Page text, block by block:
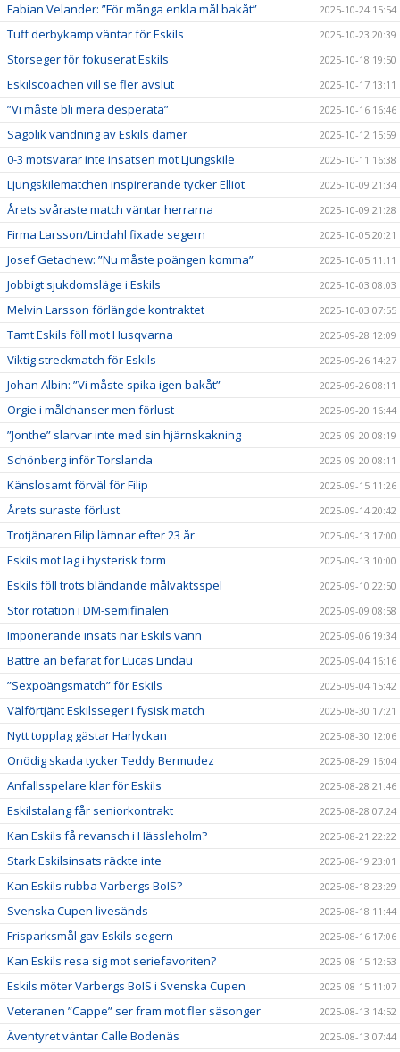
Fabian Velander: ”För många enkla mål bakåt” 2025-10-24 15:54
Tuff derbykamp väntar för Eskils 2025-10-23 20:39
Storseger för fokuserat Eskils 2025-10-18 19:50
Eskilscoachen vill se fler avslut 2025-10-17 13:11
”Vi måste bli mera desperata” 2025-10-16 16:46
Sagolik vändning av Eskils damer 2025-10-12 15:59
0-3 motsvarar inte insatsen mot Ljungskile 2025-10-11 16:38
Ljungskilematchen inspirerande tycker Elliot 2025-10-09 21:34
Årets svåraste match väntar herrarna 2025-10-09 21:28
Firma Larsson/Lindahl fixade segern 2025-10-05 20:21
Josef Getachew: ”Nu måste poängen komma” 2025-10-05 11:11
Jobbigt sjukdomsläge i Eskils 2025-10-03 08:03
Melvin Larsson förlängde kontraktet 2025-10-03 07:55
Tamt Eskils föll mot Husqvarna 2025-09-28 12:09
Viktig streckmatch för Eskils 2025-09-26 14:27
Johan Albin: ”Vi måste spika igen bakåt” 2025-09-26 08:11
Orgie i målchanser men förlust 2025-09-20 16:44
”Jonthe” slarvar inte med sin hjärnskakning 2025-09-20 08:19
Schönberg inför Torslanda 2025-09-20 08:11
Känslosamt förväl för Filip 2025-09-15 11:26
Årets suraste förlust 2025-09-14 20:42
Trotjänaren Filip lämnar efter 23 år 2025-09-13 17:00
Eskils mot lag i hysterisk form 2025-09-13 10:00
Eskils föll trots bländande målvaktsspel 2025-09-10 22:50
Stor rotation i DM-semifinalen 2025-09-09 08:58
Imponerande insats när Eskils vann 2025-09-06 19:34
Bättre än befarat för Lucas Lindau 2025-09-04 16:16
”Sexpoängsmatch” för Eskils 2025-09-04 15:42
Välförtjänt Eskilsseger i fysisk match 2025-08-30 17:21
Nytt topplag gästar Harlyckan 2025-08-30 12:06
Onödig skada tycker Teddy Bermudez 2025-08-29 16:04
Anfallsspelare klar för Eskils 2025-08-28 21:46
Eskilstalang får seniorkontrakt 2025-08-28 07:24
Kan Eskils få revansch i Hässleholm? 2025-08-21 22:22
Stark Eskilsinsats räckte inte 2025-08-19 23:01
Kan Eskils rubba Varbergs BoIS? 2025-08-18 23:29
Svenska Cupen livesänds 2025-08-18 11:44
Frisparksmål gav Eskils segern 2025-08-16 17:06
Kan Eskils resa sig mot seriefavoriten? 2025-08-15 12:53
Eskils möter Varbergs BoIS i Svenska Cupen 2025-08-15 11:07
Veteranen ”Cappe” ser fram mot fler säsonger 2025-08-13 14:52
Äventyret väntar Calle Bodenäs 2025-08-13 07:44